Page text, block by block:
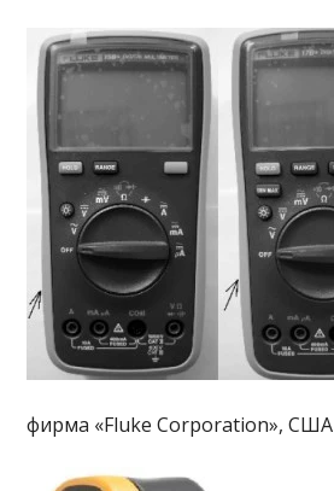
фирма «Fluke Corporation», США